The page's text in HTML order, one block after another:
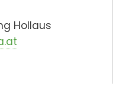
Hollaus